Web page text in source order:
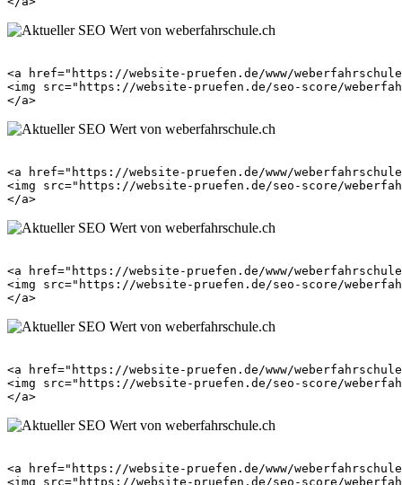
<a href="https://website-pruefen.de/www/
<img src="https://website-pruefen.de/seo-score/
<a href="https://website-pruefen.de/www/
<img src="https://website-pruefen.de/seo-score/
<a href="https://website-pruefen.de/www/
<img src="https://website-pruefen.de/seo-score/
<a href="https://website-pruefen.de/www/
<img src="https://website-pruefen.de/seo-score/
<a href="https://website-pruefen.de/www/
<img src="https://website-pruefen.de/seo-score/